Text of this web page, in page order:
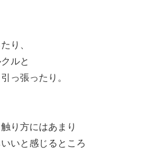
り、
ルと
っ張ったり。
り方にはあまり
いと感じるところ